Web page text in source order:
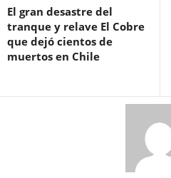
El gran desastre del
tranque y relave El Cobre
que dejó cientos de
muertos en Chile